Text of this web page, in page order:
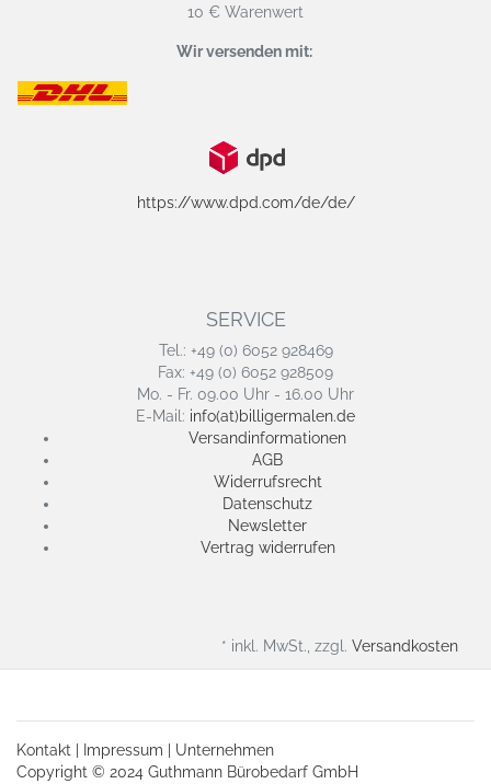
10 € Warenwert
Wir versenden mit:
https://www.dpd.com/de/de/
SERVICE
Tel.: +49 (0) 6052 928469
Fax: +49 (0) 6052 928509
Mo. - Fr. 09.00 Uhr - 16.00 Uhr
E-Mail: info(at)billigermalen.de
Versandinformationen
AGB
Widerrufsrecht
Datenschutz
Newsletter
Vertrag widerrufen
* inkl. MwSt., zzgl. Versandkosten
Kontakt Impressum
Unternehmen
Copyright © 2024 Guthmann Bürobedarf GmbH